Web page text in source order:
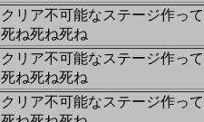
クリア不可能なステージ作っ
死ね死ね死ね
クリア不可能なステージ作っ
死ね死ね死ね
クリア不可能なステージ作っ